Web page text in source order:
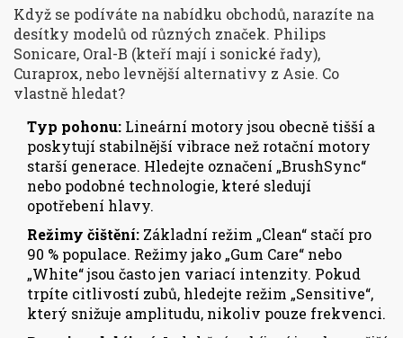
Když se podíváte na nabídku obchodů, narazíte na
desítky modelů od různých značek. Philips
Sonicare, Oral-B (kteří mají i sonické řady),
Curaprox, nebo levnější alternativy z Asie. Co
vlastně hledat?
Typ pohonu: Lineární motory jsou obecně tišší a
poskytují stabilnější vibrace než rotační motory
starší generace. Hledejte označení „BrushSync“
nebo podobné technologie, které sledují
opotřebení hlavy.
Režimy čištění: Základní režim „Clean“ stačí pro
90 % populace. Režimy jako „Gum Care“ nebo
„White“ jsou často jen variací intenzity. Pokud
trpíte citlivostí zubů, hledejte režim „Sensitive“,
který snižuje amplitudu, nikoliv pouze frekvenci.